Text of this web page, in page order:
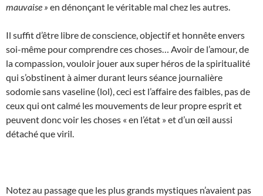
mauvaise » en dénonçant le véritable mal chez les autres.
Il suffit d’être libre de conscience, objectif et honnête envers
soi-même pour comprendre ces choses… Avoir de l’amour, de
la compassion, vouloir jouer aux super héros de la spiritualité
qui s’obstinent à aimer durant leurs séance journalière
sodomie sans vaseline (lol), ceci est l’affaire des faibles, pas de
ceux qui ont calmé les mouvements de leur propre esprit et
peuvent donc voir les choses « en l’état » et d’un œil aussi
détaché que viril.
Notez au passage que les plus grands mystiques n’avaient pas